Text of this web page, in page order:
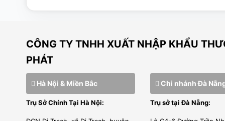
Sự kết hợp giữa ARIA và AQUA để kiểm soát và điều
CÔNG TY TNHH XUẤT NHẬP KHẨU
PHÁT
Hà Nội & Miền Bắc
Trụ Sở Chính Tại Hà Nội:
Chi nhánh Đà
Trụ sở tại Đà Nẵng: